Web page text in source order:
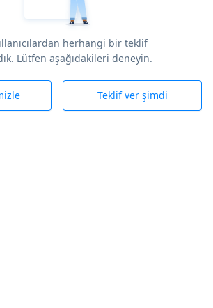
herhangi bir teklif
Lütfen aşağıdakileri deneyin.
Teklif ver şimdi